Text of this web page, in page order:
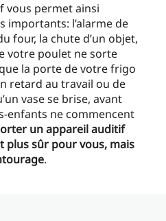
vous permet ainsi
importants: l’alarme de
four, la chute d’un objet,
votre poulet ne sorte
la porte de votre frigo
retard au travail ou de
vase se brise, avant
enfants ne commencent
un appareil auditif
plus sûr pour vous, mais
.